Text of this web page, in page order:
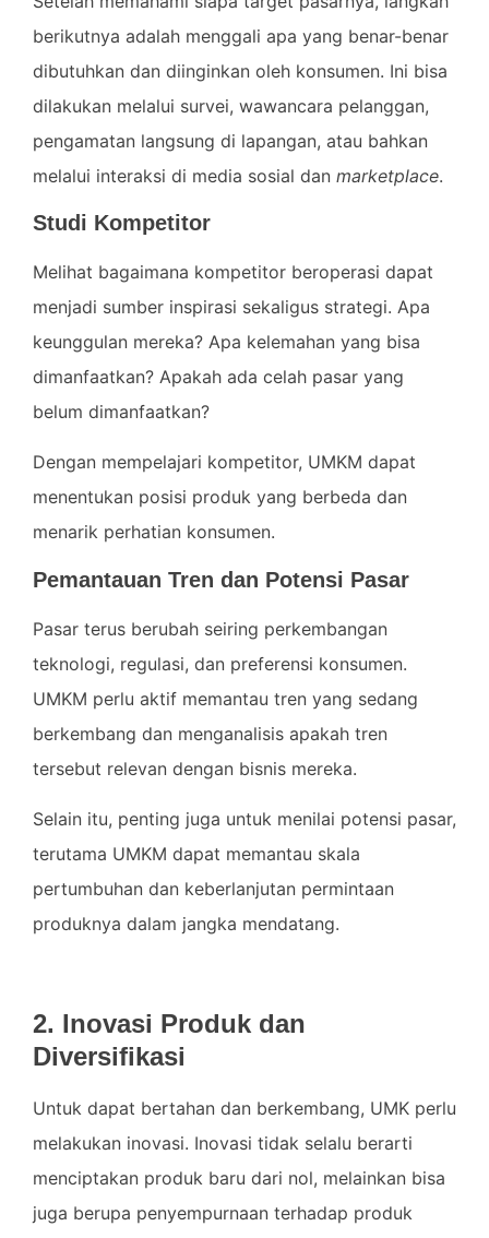
berikutnya adalah menggali apa yang benar-benar
dibutuhkan dan diinginkan oleh konsumen. Ini bisa
dilakukan melalui survei, wawancara pelanggan,
pengamatan langsung di lapangan, atau bahkan
melalui interaksi di media sosial dan marketplace.
Studi Kompetitor
Melihat bagaimana kompetitor beroperasi dapat
menjadi sumber inspirasi sekaligus strategi. Apa
keunggulan mereka? Apa kelemahan yang bisa
dimanfaatkan? Apakah ada celah pasar yang
belum dimanfaatkan?
Dengan mempelajari kompetitor, UMKM dapat
menentukan posisi produk yang berbeda dan
menarik perhatian konsumen.
Pemantauan Tren dan Potensi Pasar
Pasar terus berubah seiring perkembangan
teknologi, regulasi, dan preferensi konsumen.
UMKM perlu aktif memantau tren yang sedang
berkembang dan menganalisis apakah tren
tersebut relevan dengan bisnis mereka.
Selain itu, penting juga untuk menilai potensi pasar,
terutama UMKM dapat memantau skala
pertumbuhan dan keberlanjutan permintaan
produknya dalam jangka mendatang.
2. Inovasi Produk dan
Diversifikasi
Untuk dapat bertahan dan berkembang, UMK perlu
melakukan inovasi. Inovasi tidak selalu berarti
menciptakan produk baru dari nol, melainkan bisa
juga berupa penyempurnaan terhadap produk